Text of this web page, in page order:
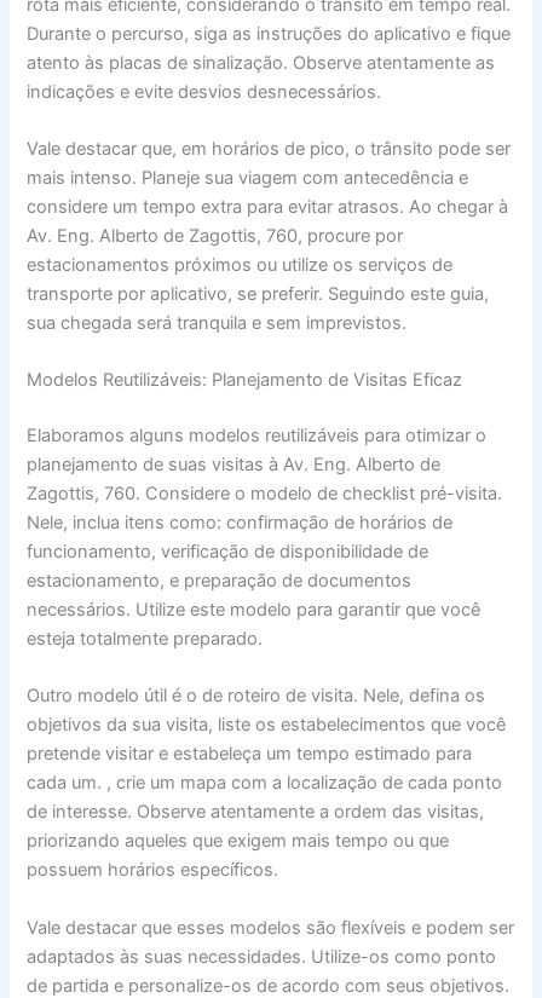
Durante o percurso, siga as instruções do aplicativo e fique
atento às placas de sinalização. Observe atentamente as
indicações e evite desvios desnecessários.
Vale destacar que, em horários de pico, o trânsito pode ser
mais intenso. Planeje sua viagem com antecedência e
considere um tempo extra para evitar atrasos. Ao chegar à
Av. Eng. Alberto de Zagottis, 760, procure por
estacionamentos próximos ou utilize os serviços de
transporte por aplicativo, se preferir. Seguindo este guia,
sua chegada será tranquila e sem imprevistos.
Modelos Reutilizáveis: Planejamento de Visitas Eficaz
Elaboramos alguns modelos reutilizáveis para otimizar o
planejamento de suas visitas à Av. Eng. Alberto de
Zagottis, 760. Considere o modelo de checklist pré-visita.
Nele, inclua itens como: confirmação de horários de
funcionamento, verificação de disponibilidade de
estacionamento, e preparação de documentos
necessários. Utilize este modelo para garantir que você
esteja totalmente preparado.
Outro modelo útil é o de roteiro de visita. Nele, defina os
objetivos da sua visita, liste os estabelecimentos que você
pretende visitar e estabeleça um tempo estimado para
cada um. , crie um mapa com a localização de cada ponto
de interesse. Observe atentamente a ordem das visitas,
priorizando aqueles que exigem mais tempo ou que
possuem horários específicos.
Vale destacar que esses modelos são flexíveis e podem ser
adaptados às suas necessidades. Utilize-os como ponto
de partida e personalize-os de acordo com seus objetivos.